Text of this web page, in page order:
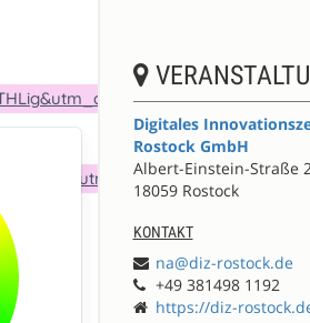
Digitales
Rostock GmbH
Albert-Einstein-Straße
18059 Rostock
KONTAKT
na@diz-rostock.de
+49 381498 1192
https://diz-